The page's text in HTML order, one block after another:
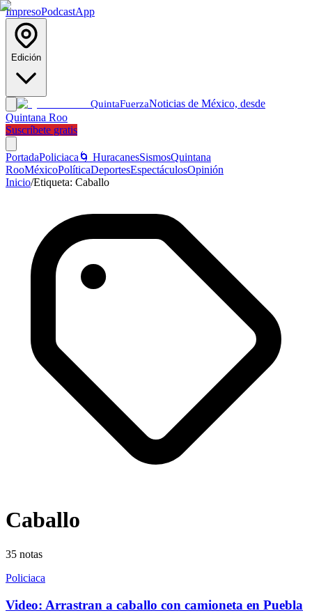
ImpresoPodcastApp
Edición
QuintaFuerzaNoticias de México, desde
Quintana Roo
Suscríbete gratis
PortadaPoliciaca 🌀 HuracanesSismosQuintana
RooMéxicoPolíticaDeportesEspectáculosOpinión
Inicio/Etiqueta: Caballo
Caballo
35 notas
Policiaca
Video: Arrastran a caballo con camioneta en Puebla